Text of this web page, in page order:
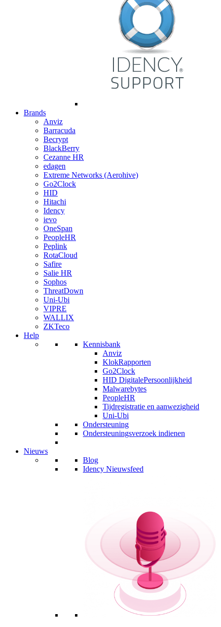
Brands
Anviz
Barracuda
Becrypt
BlackBerry
Cezanne HR
edagen
Extreme Networks (Aerohive)
Go2Clock
HID
Hitachi
Idency
ievo
OneSpan
PeopleHR
Peplink
RotaCloud
Safire
Salie HR
Sophos
ThreatDown
Uni-Ubi
VIPRE
WALLIX
ZKTeco
Help
Kennisbank
Anviz
KlokRapporten
Go2Clock
HID DigitalePersoonlijkheid
Malwarebytes
PeopleHR
Tijdregistratie en aanwezigheid
Uni-Ubi
Ondersteuning
Ondersteuningsverzoek indienen
Nieuws
Blog
Idency Nieuwsfeed